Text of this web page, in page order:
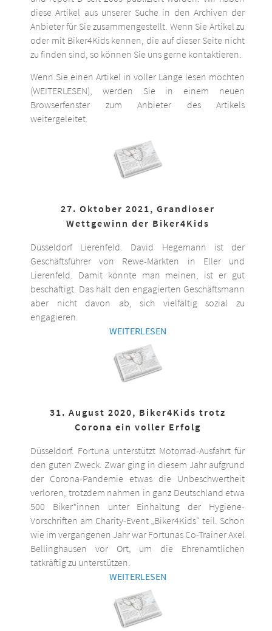
diese Artikel aus unserer Suche in den Archiven der
Anbieter für Sie zusammengestellt. Wenn Sie Artikel zu
oder mit Biker4Kids kennen, die auf dieser Seite nicht
zu finden sind, so können Sie uns gerne kontaktieren.
Wenn Sie einen Artikel in voller Länge lesen möchten
(WEITERLESEN), werden Sie in einem neuen
Browserfenster zum Anbieter des Artikels
weitergeleitet.
27. Oktober 2021, Grandioser
Wettgewinn der Biker4Kids
Düsseldorf Lierenfeld. David Hegemann ist der
Geschäftsführer von Rewe-Märkten in Eller und
Lierenfeld. Damit könnte man meinen, ist er gut
beschäftigt. Das hält den engagierten Geschäftsmann
aber nicht davon ab, sich vielfältig sozial zu
engagieren.
WEITERLESEN
31. August 2020, Biker4Kids trotz
Corona ein voller Erfolg
Düsseldorf. Fortuna unterstützt Motorrad-Ausfahrt für
den guten Zweck. Zwar ging in diesem Jahr aufgrund
der Corona-Pandemie etwas die Unbeschwertheit
verloren, trotzdem nahmen in ganz Deutschland etwa
500 Biker*innen unter Einhaltung der Hygiene-
Vorschriften am Charity-Event „Biker4Kids“ teil. Schon
wie im vergangenen Jahr war Fortunas Co-Trainer Axel
Bellinghausen vor Ort, um die Ehrenamtlichen
tatkräftig zu unterstützen.
WEITERLESEN